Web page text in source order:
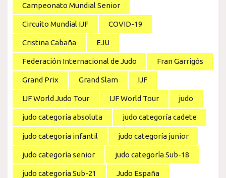
Campeonato Mundial Senior
Circuito Mundial IJF COVID-19
Cristina Cabaña EJU
Federación Internacional de Judo Fran Garrigós
Grand Prix Grand Slam IJF
IJF World Judo Tour IJF World Tour judo
judo categoría absoluta judo categoría cadete
judo categoría infantil judo categoría junior
judo categoría senior judo categoría Sub-18
judo categoría Sub-21 Judo España